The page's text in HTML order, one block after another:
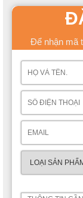
Để nhận mã